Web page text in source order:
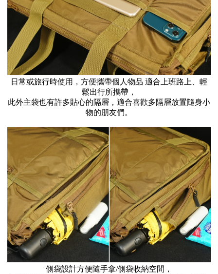
日常或旅行時使用，方便攜帶個人物品 適合上班路上、輕
鬆出行所攜帶，
此外主袋也有許多貼心的隔層，適合喜歡多隔層放置隨身小
物的朋友們。
側袋設計方便隨手拿/側袋收納空間，